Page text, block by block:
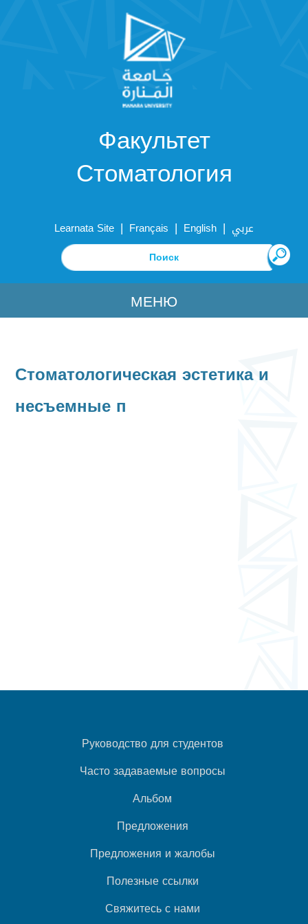
Факультет
Стоматология
Learnata Site | Français | English | عربي
МЕНЮ
Стоматологическая эстетика и
несъемные п
Руководство для студентов
Часто задаваемые вопросы
Альбом
Предложения
Предложения и жалобы
Полезные ссылки
Свяжитесь с нами